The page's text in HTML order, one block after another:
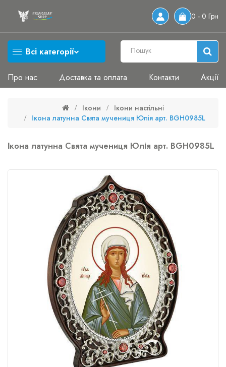
0 - 0 Грн
Всі категорії
Про нас Доставка та оплата Контакти Акції
Ікони
Ікони настільні
Ікона латунна Свята мучениця Юлія арт. BGH0985L
Ікона латунна Свята мучениця Юлія арт. BGH0985L